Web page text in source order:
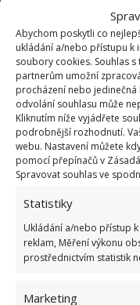
Abychom poskytli co
ukládání a/nebo přístupu k
soubory cookies. Souhlas
partnerům umožní
procházení nebo
odvolání souhlasu může
Kliknutím níže vyjádřete
podrobnější rozhodnutí.
webu. Nastavení můžete
pomocí přepínačů v
Spravovat souhlas ve
Statistiky
Ukládání a/nebo přístup
reklam, Měření výkonu
prostřednictvím statistik
Marketing
podle návodu,
liší. Pokud chcete
měli byste vosk
dva týdny.